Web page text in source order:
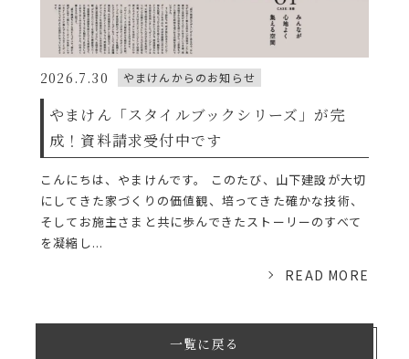
2026.7.30 やまけんからのお知らせ
やまけん「スタイルブックシリーズ」が完
成！資料請求受付中です
こんにちは、やまけんです。 このたび、山下建設が大切
にしてきた家づくりの価値観、培ってきた確かな技術、
そしてお施主さまと共に歩んできたストーリーのすべて
を凝縮し...
READ MORE
一覧に戻る